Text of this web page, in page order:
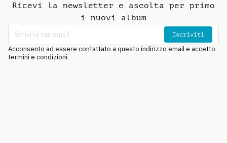
Ricevi la newsletter e ascolta per primo
i nuovi album
Iscriviti
Acconsento ad essere contattato a questo indirizzo email e accetto
termini e condizioni